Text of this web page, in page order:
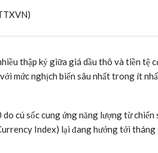
thập kỷ giữa giá dầu thô và tiền tệ
mức nghịch biến sâu nhất trong ít
cú sốc cung ứng năng lượng từ chiến
Index) lại đang hướng tới tháng